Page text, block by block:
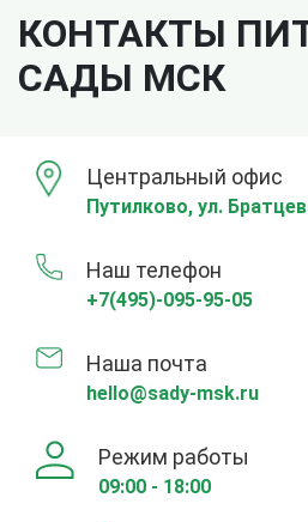
КОНТАКТЫ
САДЫ МСК
Центральный офис
Путилково, ул.
Наш телефон
+7(495)-095-95-05
Наша почта
hello@sady-msk.ru
Режим работы
09:00 - 18:00